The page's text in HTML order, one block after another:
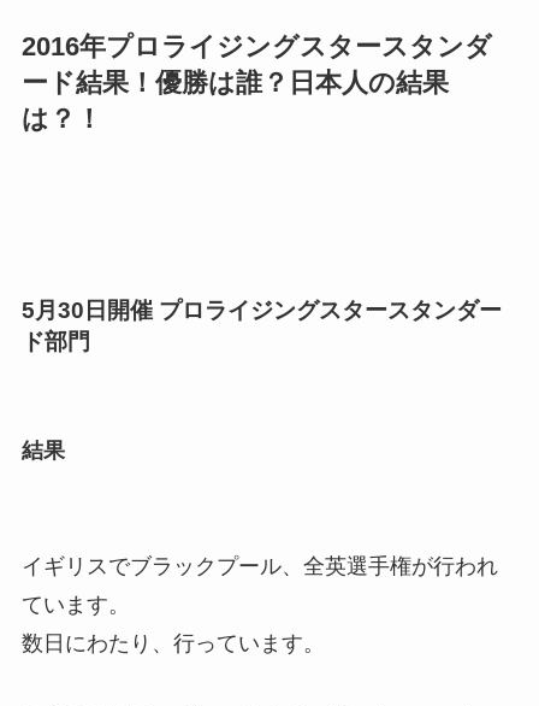
2016年プロライジングスタースタンダ
ード結果！優勝は誰？日本人の結果
は？！
5月30日開催 プロライジングスタースタンダー
ド部門
結果
イギリスでブラックプール、全英選手権が行われ
ています。
数日にわたり、行っています。